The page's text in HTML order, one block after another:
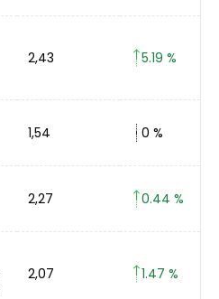
2,43 5.19 %
1,54 0 %
2,27 0.44 %
2,07 1.47 %